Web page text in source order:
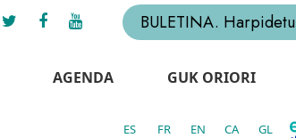
BULETINA. Harpidetu
AGENDA GUK ORIORI
ES FR EN CA GL